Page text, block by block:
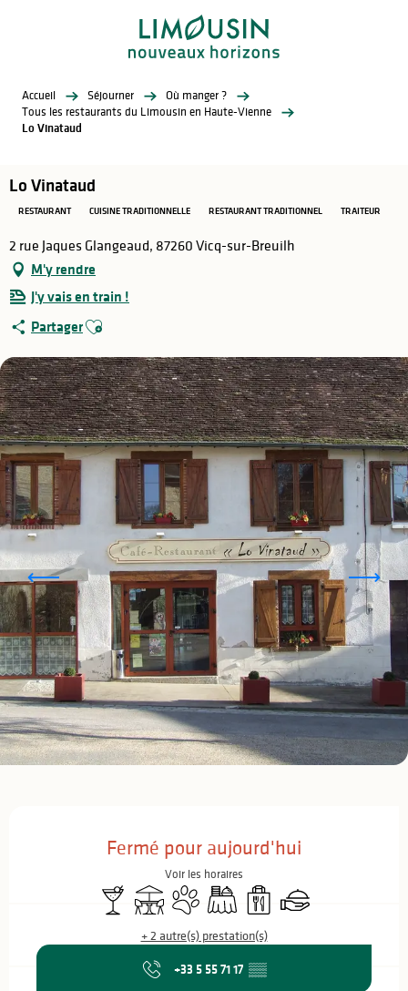
Accueil Séjourner
Où manger ?
Tous les restaurants du Limousin en Haute-Vienne
Lo Vinataud
Lo Vinataud
RESTAURANT CUISINE TRADITIONNELLE RESTAURANT TRADITIONNEL TRAITEUR
2 rue Jaques Glangeaud, 87260 Vicq-sur-Breuilh
M'y rendre
J'y vais en train !
PartagerAjouter aux favoris
Fermé pour aujourd'hui
Voir les horaires
Bar / Buvette
TerrasseAnimaux acceptés
BanquetVente à emporter
Traiteur
+ 2 autre(s) prestation(s)
+33 5 55 71 17 ▒▒